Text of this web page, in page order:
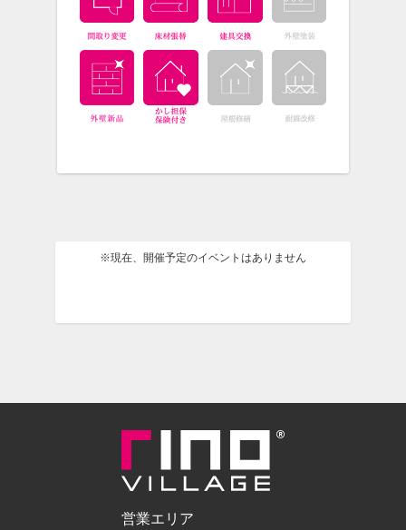
※現在、開催予定のイベントはありません
営業エリア